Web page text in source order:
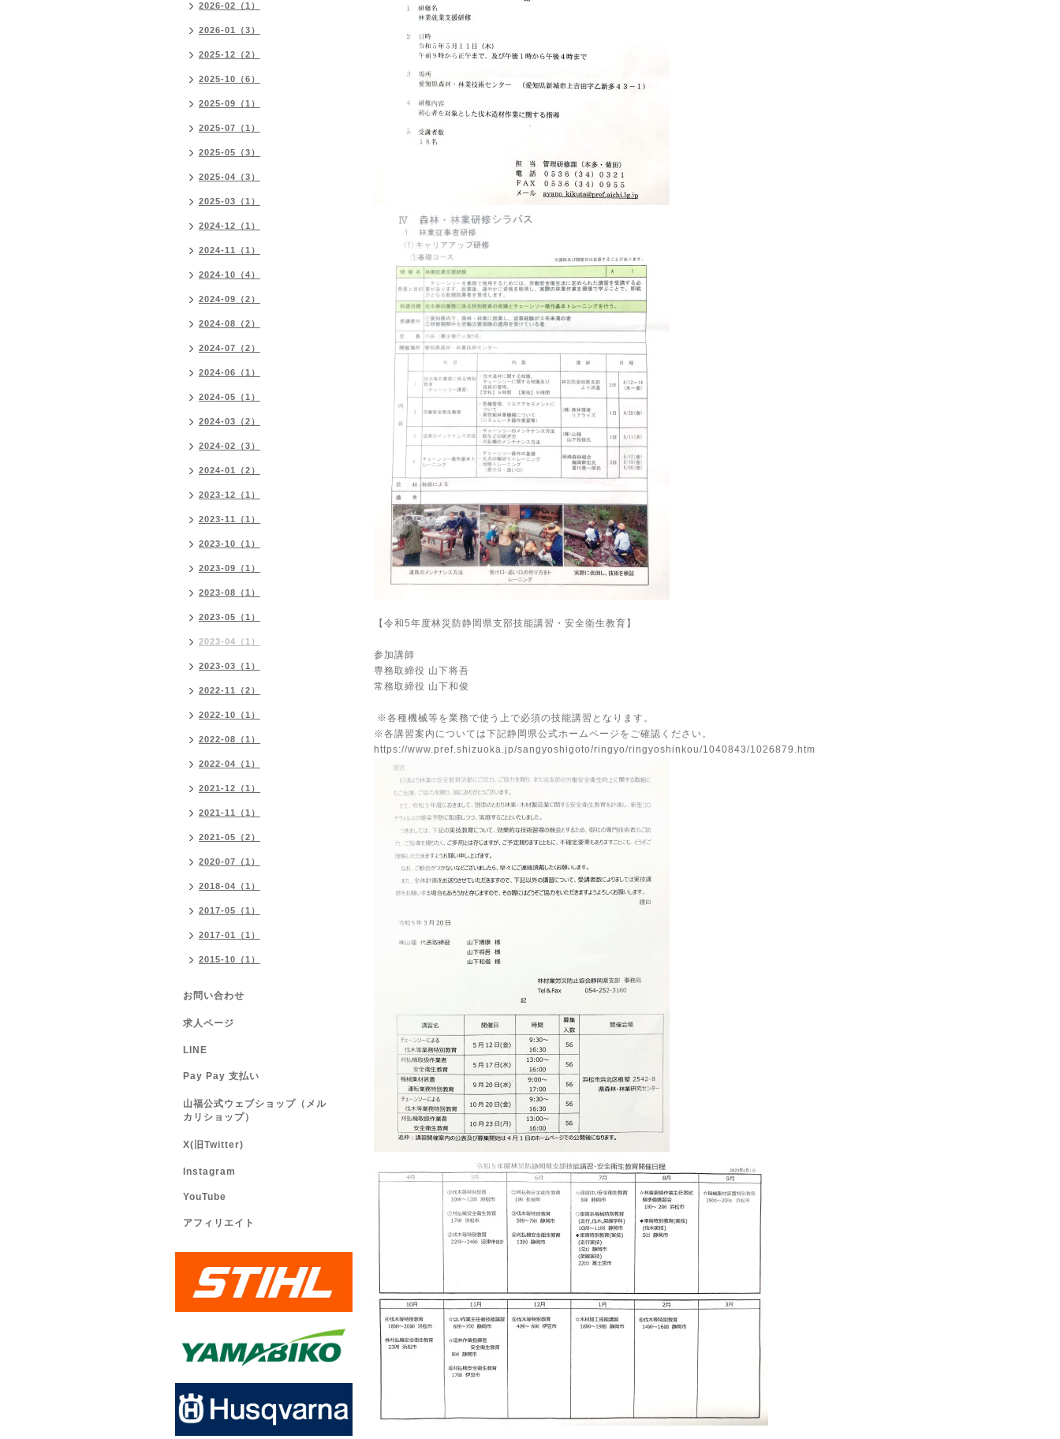
【令和5年度林災防静岡県支部技能講習・安全衛生教育】
参加講師
専務取締役 山下将吾
常務取締役 山下和俊
※各種機械等を業務で使う上で必須の技能講習となります。
※各講習案内については下記静岡県公式ホームページをご確認ください。
https://www.pref.shizuoka.jp/sangyoshigoto/ringyo/ringyoshinkou/1040843/1026879.htm
2026-02（1）
2026-01（3）
2025-12（2）
2025-10（6）
2025-09（1）
2025-07（1）
2025-05（3）
2025-04（3）
2025-03（1）
2024-12（1）
2024-11（1）
2024-10（4）
2024-09（2）
2024-08（2）
2024-07（2）
2024-06（1）
2024-05（1）
2024-03（2）
2024-02（3）
2024-01（2）
2023-12（1）
2023-11（1）
2023-10（1）
2023-09（1）
2023-08（1）
2023-05（1）
2023-04（1）
2023-03（1）
2022-11（2）
2022-10（1）
2022-08（1）
2022-04（1）
2021-12（1）
2021-11（1）
2021-05（2）
2020-07（1）
2018-04（1）
2017-05（1）
2017-01（1）
2015-10（1）
お問い合わせ
求人ページ
LINE
Pay Pay 支払い
山福公式ウェブショップ（メル
カリショップ）
X(旧Twitter)
Instagram
YouTube
アフィリエイト